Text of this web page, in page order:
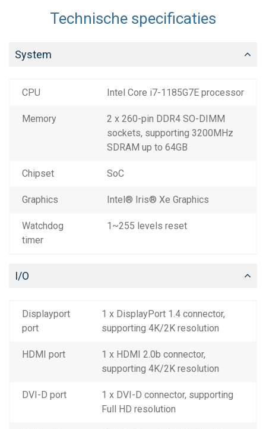
Technische specificaties
System
CPU Intel Core i7-1185G7E processor
Memory
2 x 260-pin DDR4 SO-DIMM
sockets, supporting 3200MHz
SDRAM up to 64GB
Chipset SoC
Graphics Intel® Iris® Xe Graphics
Watchdog
timer
1~255 levels reset
I/O
Displayport
port
1 x DisplayPort 1.4 connector,
supporting 4K/2K resolution
HDMI port
1 x HDMI 2.0b connector,
supporting 4K/2K resolution
DVI-D port
1 x DVI-D connector, supporting
Full HD resolution